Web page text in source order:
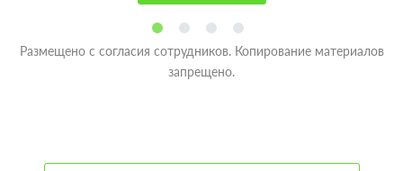
Размещено с согласия сотрудников. Копирование материалов
запрещено.